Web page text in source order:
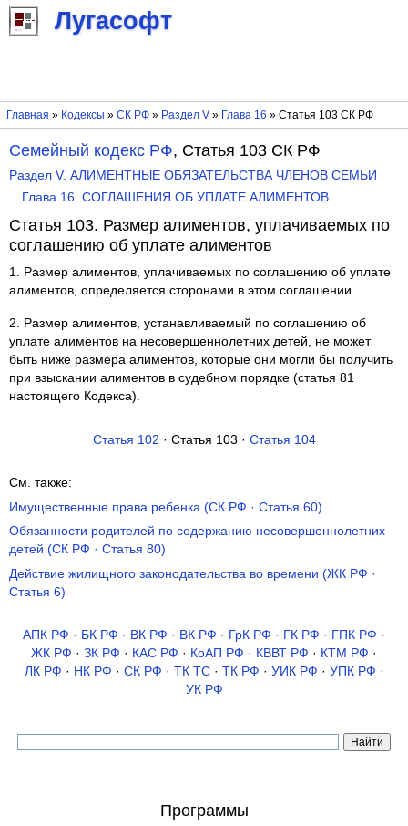
Лугасофт
Главная » Кодексы » СК РФ» Раздел V» Глава 16 » Статья 103 СК РФ
Семейный кодекс РФ, Статья 103 СК РФ
Раздел V. АЛИМЕНТНЫЕ ОБЯЗАТЕЛЬСТВА ЧЛЕНОВ СЕМЬИ
Глава 16. СОГЛАШЕНИЯ ОБ УПЛАТЕ АЛИМЕНТОВ
Статья 103. Размер алиментов, уплачиваемых по
соглашению об уплате алиментов
1. Размер алиментов, уплачиваемых по соглашению об уплате
алиментов, определяется сторонами в этом соглашении.
2. Размер алиментов, устанавливаемый по соглашению об
уплате алиментов на несовершеннолетних детей, не может
быть ниже размера алиментов, которые они могли бы получить
при взыскании алиментов в судебном порядке (статья 81
настоящего Кодекса).
Статья 102 · Статья 103 · Статья 104
См. также:
Имущественные права ребенка (СК РФ · Статья 60)
Обязанности родителей по содержанию несовершеннолетних
детей (СК РФ · Статья 80)
Действие жилищного законодательства во времени (ЖК РФ ·
Статья 6)
АПК РФ · БК РФ · ВК РФ · ВК РФ · ГрК РФ · ГК РФ · ГПК РФ ·
ЖК РФ · ЗК РФ · КАС РФ · КоАП РФ · КВВТ РФ · КТМ РФ ·
ЛК РФ · НК РФ · СК РФ · ТК TC· ТК РФ · УИК РФ · УПК РФ ·
УК РФ
Программы